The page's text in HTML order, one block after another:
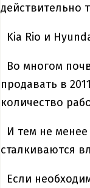
действительно
Kia Rio и
Во многом
продавать в
количество
И тем не
сталкиваются
Если